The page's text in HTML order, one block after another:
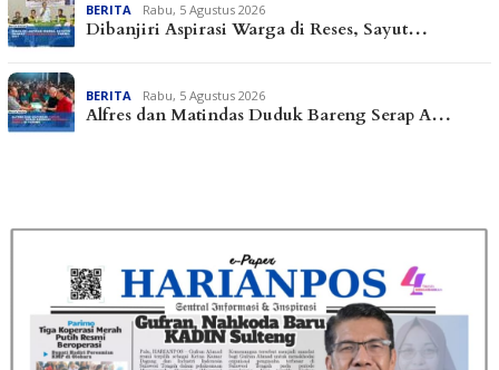
BERITA Rabu, 5 Agustus 2026
Dibanjiri Aspirasi Warga di Reses, Sayut…
BERITA Rabu, 5 Agustus 2026
Alfres dan Matindas Duduk Bareng Serap A…